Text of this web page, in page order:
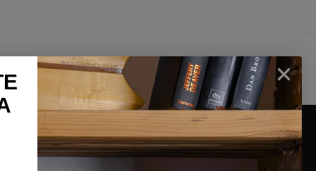
sab 100% Pagamenti sicuri
PayPal / Carte di credito / Bonifico
INFORMAZIONI